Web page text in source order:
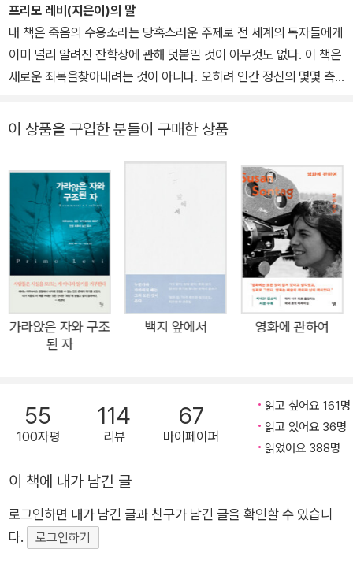
록한 첫 책 『이것이 인간인가』를 지인의 신생 출판사를 통해 출간했
으나 10년 이상 큰 주목을 받지 못하다가 1963년 수용소에서 집으로
돌아오는 여정을 담은 『휴전』을 출간해 제1회 캄피엘로상을 받았다.
이후 『주기율표』(1975), 『멍키스패너』(1978), 『지금이 아니면 언
적 작가로 이름을 알렸다. 1987년 4월 11일, 자택의 층계참에서 뛰
로 우울증을 앓은 것으로 알려졌다.
으로 《내 마음속 진흙 괴물에게》 《내가 정말 그렇게 이상한가요?》
《네가 찾아올 때까지》 《행복을 선물해요 : 친절》 외 여러 권이 있어
요.
프리모 레비(지은이)의 말
내 책은 죽음의 수용소라는 당혹스러운 주제로 전 세계의 독자들에게
이미 널리 알려진 잔학상에 관해 덧붙일 것이 아무것도 없다. 이 책은
새로운 죄목을찾아내려는 것이 아니다. 오히려 인간 정신의 몇몇 측
은 모두 적이다'라고 생각할 수 있다. 이러한 확신은 대개 잠복성 전염
병처럼 영혼의 밑바닥에 자리 잡고 있다. 그것은 우연적이고 단편적
인 행동으로만 나타날 뿐이며 사고체계의 밑바탕에 깔려 있는 것은
아니다. 하지만 그러한 일이 발생하면, 그 암묵적인 도그마가 삼단논
법의 대전제가 되면, 그 논리적 결말로 수용소가 도출된다.
수용소는 엄밀한 사유를 거쳐 논리적 결론에 도달하게 된, 이 세상에
대한 인식의 산물이다. 이 인식이 존재하는 한 그 결과들은 우리를 위
협한다. 죽음의 수용소에 관한 이야기는 모든 이들에게 불길한 경종
... 이 책에 나오는 일들이 모두 허구가 아님을 밝히는 것은 굳이 필요
하지도 않으리라.
이 상품을 구입한 분들이 구매한 상품
가라앉은 자와 구조
된 자
백지 앞에서 영화에 관하여
55
100자평
114
리뷰
67
마이페이퍼
읽고 싶어요 161명
읽고 있어요 36명
읽었어요 388명
이 책에 내가 남긴 글
로그인하면 내가 남긴 글과 친구가 남긴 글을 확인할 수 있습니
다.
로그인하기